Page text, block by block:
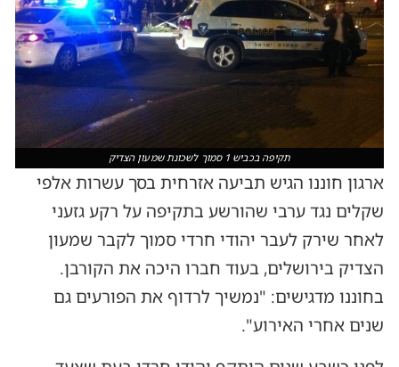
תקיפה בכביש 1 סמוך לשכונת שמעון הצדיק
ארגון חוננו הגיש תביעה אזרחית בסך עשרות אלפי
שקלים נגד ערבי שהורשע בתקיפה על רקע גזעני
לאחר שירק לעבר יהודי חרדי סמוך לקבר שמעון
הצדיק בירושלים, בעוד חברו היכה את הקורבן.
בחוננו מדגישים: "נמשיך לרדוף את הפורעים גם
שנים אחרי האירוע".